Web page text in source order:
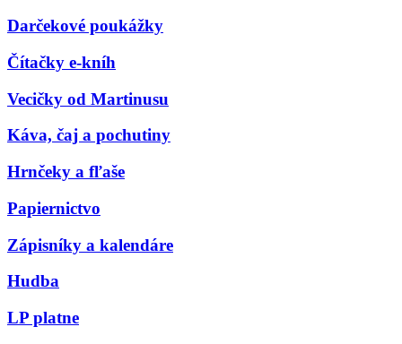
Darčekové poukážky
Čítačky e-kníh
Vecičky od Martinusu
Káva, čaj a pochutiny
Hrnčeky a fľaše
Papiernictvo
Zápisníky a kalendáre
Hudba
LP platne